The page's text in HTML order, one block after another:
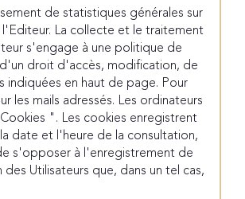
de statistiques générales sur
La collecte et le traitement
s'engage à une politique de
droit d'accès, modification, de
en haut de page. Pour
les mails adressés. Les ordinateurs
". Les cookies enregistrent
date et l'heure de la consultation,
s'opposer à l'enregistrement de
Utilisateurs que, dans un tel cas,